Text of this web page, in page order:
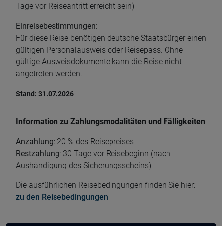
Tage vor Reiseantritt erreicht sein)
Einreisebestimmungen:
Für diese Reise benötigen deutsche Staatsbürger einen
gültigen Personalausweis oder Reisepass. Ohne
gültige Ausweisdokumente kann die Reise nicht
angetreten werden.
Stand: 31.07.2026
Information zu Zahlungsmodalitäten und Fälligkeiten
Anzahlung: 20 % des Reisepreises
Restzahlung: 30 Tage vor Reisebeginn (nach
Aushändigung des Sicherungsscheins)
Die ausführlichen Reisebedingungen finden Sie hier:
zu den Reisebedingungen